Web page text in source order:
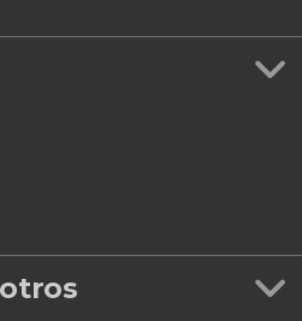
Nacional de los
Isla de Hawái